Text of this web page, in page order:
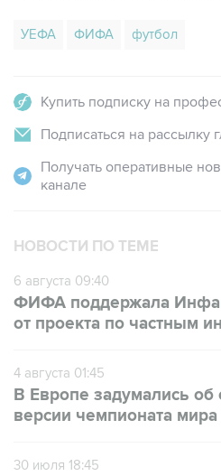
УЕФА ФИФА футбол
Купить подписку на
Подписаться на рассылку
Получать оперативные
канале
НОВОСТИ ПО ТЕМЕ
6 августа 09:40
ФИФА поддержала
от проекта по частным
4 августа 01:45
В Европе задумались об
версии чемпионата
30 июля 18:45